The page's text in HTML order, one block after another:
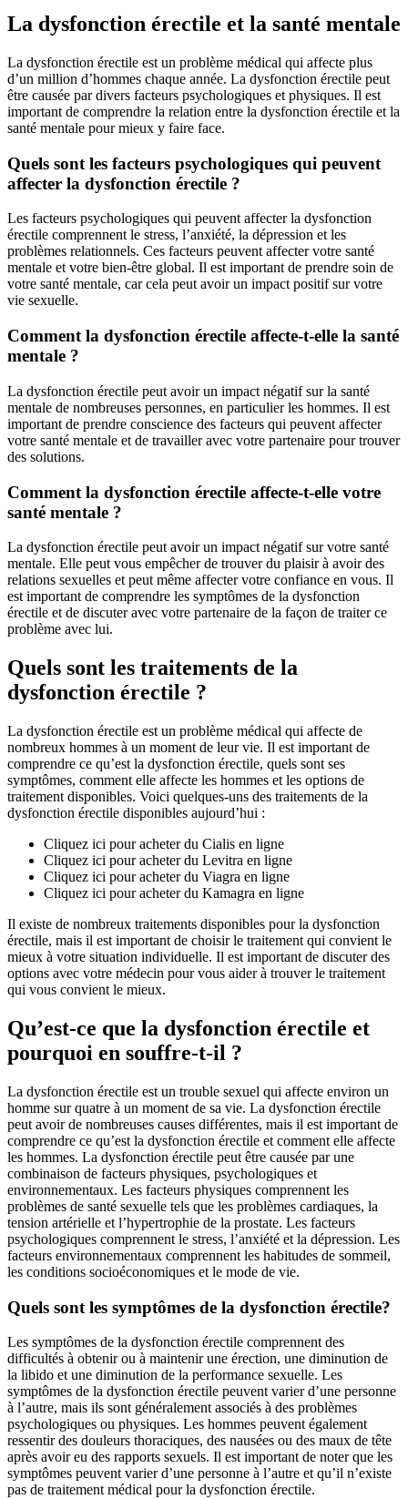
La dysfonction érectile et la santé mentale
La dysfonction érectile est un problème médical qui affecte plus
d’un million d’hommes chaque année. La dysfonction érectile peut
être causée par divers facteurs psychologiques et physiques. Il est
important de comprendre la relation entre la dysfonction érectile et la
santé mentale pour mieux y faire face.
Quels sont les facteurs psychologiques qui peuvent
affecter la dysfonction érectile ?
Les facteurs psychologiques qui peuvent affecter la dysfonction
érectile comprennent le stress, l’anxiété, la dépression et les
problèmes relationnels. Ces facteurs peuvent affecter votre santé
mentale et votre bien-être global. Il est important de prendre soin de
votre santé mentale, car cela peut avoir un impact positif sur votre
vie sexuelle.
Comment la dysfonction érectile affecte-t-elle la santé
mentale ?
La dysfonction érectile peut avoir un impact négatif sur la santé
mentale de nombreuses personnes, en particulier les hommes. Il est
important de prendre conscience des facteurs qui peuvent affecter
votre santé mentale et de travailler avec votre partenaire pour trouver
des solutions.
Comment la dysfonction érectile affecte-t-elle votre
santé mentale ?
La dysfonction érectile peut avoir un impact négatif sur votre santé
mentale. Elle peut vous empêcher de trouver du plaisir à avoir des
relations sexuelles et peut même affecter votre confiance en vous. Il
est important de comprendre les symptômes de la dysfonction
érectile et de discuter avec votre partenaire de la façon de traiter ce
problème avec lui.
Quels sont les traitements de la
dysfonction érectile ?
La dysfonction érectile est un problème médical qui affecte de
nombreux hommes à un moment de leur vie. Il est important de
comprendre ce qu’est la dysfonction érectile, quels sont ses
symptômes, comment elle affecte les hommes et les options de
traitement disponibles. Voici quelques-uns des traitements de la
dysfonction érectile disponibles aujourd’hui :
Cliquez ici pour acheter du Cialis en ligne
Cliquez ici pour acheter du Levitra en ligne
Cliquez ici pour acheter du Viagra en ligne
Cliquez ici pour acheter du Kamagra en ligne
Il existe de nombreux traitements disponibles pour la dysfonction
érectile, mais il est important de choisir le traitement qui convient le
mieux à votre situation individuelle. Il est important de discuter des
options avec votre médecin pour vous aider à trouver le traitement
qui vous convient le mieux.
Qu’est-ce que la dysfonction érectile et
pourquoi en souffre-t-il ?
La dysfonction érectile est un trouble sexuel qui affecte environ un
homme sur quatre à un moment de sa vie. La dysfonction érectile
peut avoir de nombreuses causes différentes, mais il est important de
comprendre ce qu’est la dysfonction érectile et comment elle affecte
les hommes. La dysfonction érectile peut être causée par une
combinaison de facteurs physiques, psychologiques et
environnementaux. Les facteurs physiques comprennent les
problèmes de santé sexuelle tels que les problèmes cardiaques, la
tension artérielle et l’hypertrophie de la prostate. Les facteurs
psychologiques comprennent le stress, l’anxiété et la dépression. Les
facteurs environnementaux comprennent les habitudes de sommeil,
les conditions socioéconomiques et le mode de vie.
Quels sont les symptômes de la dysfonction érectile?
Les symptômes de la dysfonction érectile comprennent des
difficultés à obtenir ou à maintenir une érection, une diminution de
la libido et une diminution de la performance sexuelle. Les
symptômes de la dysfonction érectile peuvent varier d’une personne
à l’autre, mais ils sont généralement associés à des problèmes
psychologiques ou physiques. Les hommes peuvent également
ressentir des douleurs thoraciques, des nausées ou des maux de tête
après avoir eu des rapports sexuels. Il est important de noter que les
symptômes peuvent varier d’une personne à l’autre et qu’il n’existe
pas de traitement médical pour la dysfonction érectile.